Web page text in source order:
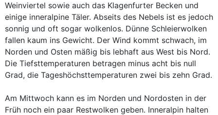
Weinviertel sowie auch das Klagenfurter Becken und
einige inneralpine Täler. Abseits des Nebels ist es jedoch
sonnig und oft sogar wolkenlos. Dünne Schleierwolken
fallen kaum ins Gewicht. Der Wind kommt schwach, im
Norden und Osten mäßig bis lebhaft aus West bis Nord.
Die Tiefsttemperaturen betragen minus acht bis null
Grad, die Tageshöchsttemperaturen zwei bis zehn Grad.
Am Mittwoch kann es im Norden und Nordosten in der
Früh noch ein paar Restwolken geben. Inneralpin halten